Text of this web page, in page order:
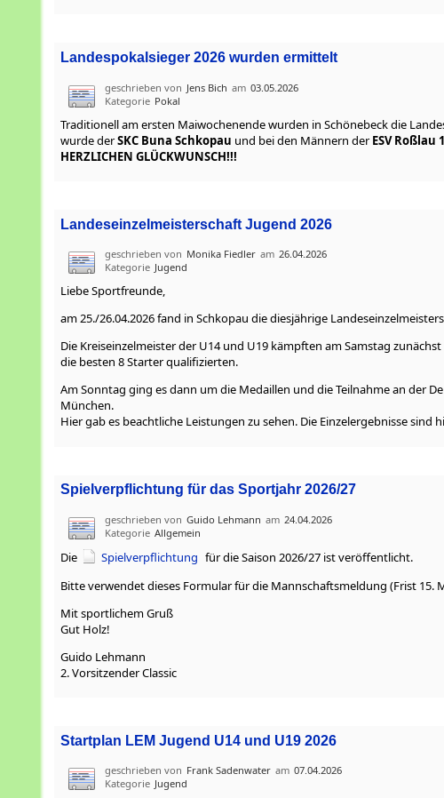
Landespokalsieger 2026 wurden ermittelt
geschrieben von Jens Bich am 03.05.2026
Kategorie Pokal
Traditionell am ersten Maiwochenende wurden in Schönebeck die
wurde derSKC Buna Schkopau und bei den Männern derESV Roßlau
HERZLICHEN GLÜCKWUNSCH!!!
Landeseinzelmeisterschaft Jugend 2026
geschrieben von Monika Fiedler am 26.04.2026
Kategorie Jugend
Liebe Sportfreunde,
am 25./26.04.2026 fand in Schkopau die diesjährige
Die Kreiseinzelmeister der U14 und U19 kämpften am Samstag
die besten 8 Starter qualifizierten.
Am Sonntag ging es dann um die Medaillen und die Teilnahme an der
München.
Hier gab es beachtliche Leistungen zu sehen. Die Einzelergebnisse sind
Spielverpflichtung für das Sportjahr 2026/27
geschrieben von Guido Lehmann am 24.04.2026
Kategorie Allgemein
Die Spielverpflichtung für die Saison 2026/27 ist veröffentlicht.
Bitte verwendet dieses Formular für die Mannschaftsmeldung (Frist 15.
Mit sportlichem Gruß
Gut Holz!
Guido Lehmann
2. Vorsitzender Classic
Startplan LEM Jugend U14 und U19 2026
geschrieben von Frank Sadenwater am 07.04.2026
Kategorie Jugend